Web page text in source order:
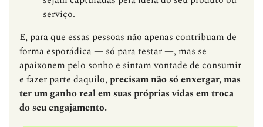
serviço.
E, para que essas pessoas não apenas contribuam de
forma esporádica — só para testar —, mas se
apaixonem pelo sonho e sintam vontade de consumir
e fazer parte daquilo,precisam não só enxergar, mas
ter um ganho real em suas próprias vidas em troca
do seu engajamento.